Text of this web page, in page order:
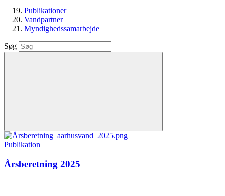
Publikationer
Vandpartner
Myndighedssamarbejde
Søg
Publikation
Årsberetning 2025